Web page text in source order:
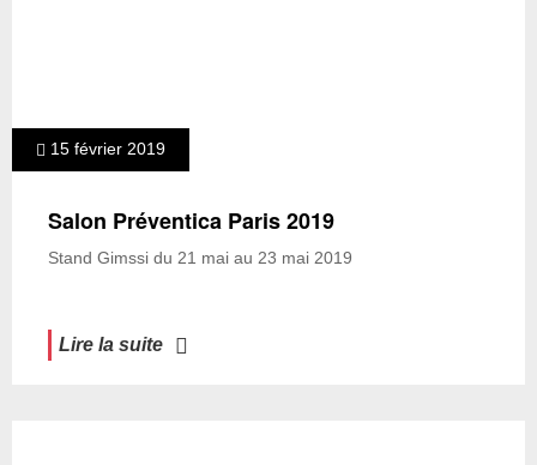
15 février 2019
Salon Préventica Paris 2019
Stand Gimssi du 21 mai au 23 mai 2019
Lire la suite